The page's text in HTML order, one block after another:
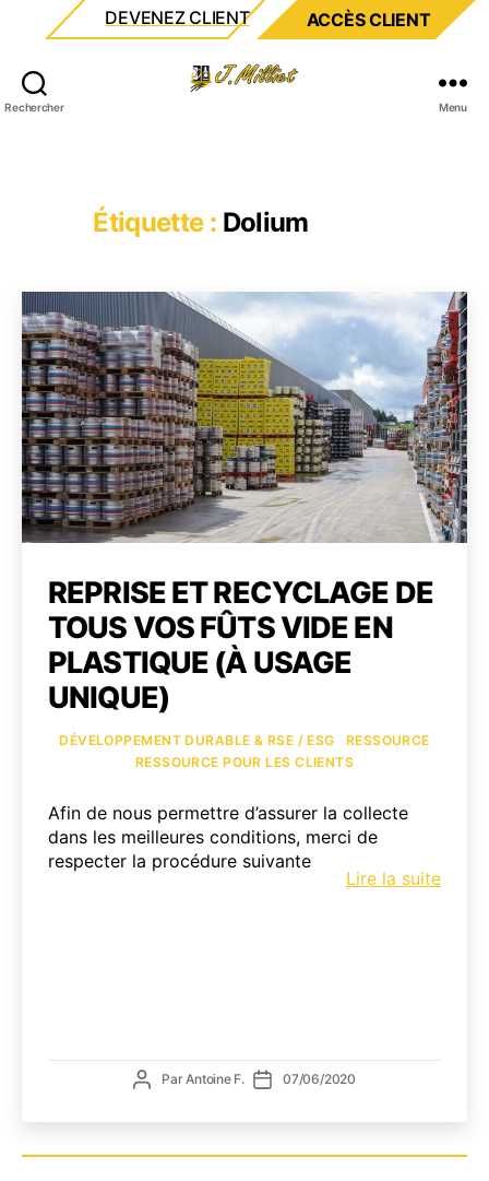
DEVENEZ CLIENT ACCÈS CLIENT
Rechercher Menu
Étiquette : Dolium
REPRISE ET RECYCLAGE DE
TOUS VOS FÛTS VIDE EN
PLASTIQUE (À USAGE
UNIQUE)
Catégories
DÉVELOPPEMENT DURABLE & RSE / ESG
RESSOURCE
RESSOURCE POUR LES CLIENTS
Afin de nous permettre d’assurer la collecte
dans les meilleures conditions, merci de
respecter la procédure suivante
Lire la suite
(à
AuteurParAntoine F. Date
07/06/2020